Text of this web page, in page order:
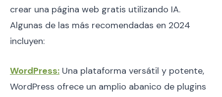
crear una página web gratis utilizando IA.
Algunas de las más recomendadas en 2024
incluyen:
WordPress: Una plataforma versátil y potente,
WordPress ofrece un amplio abanico de plugins